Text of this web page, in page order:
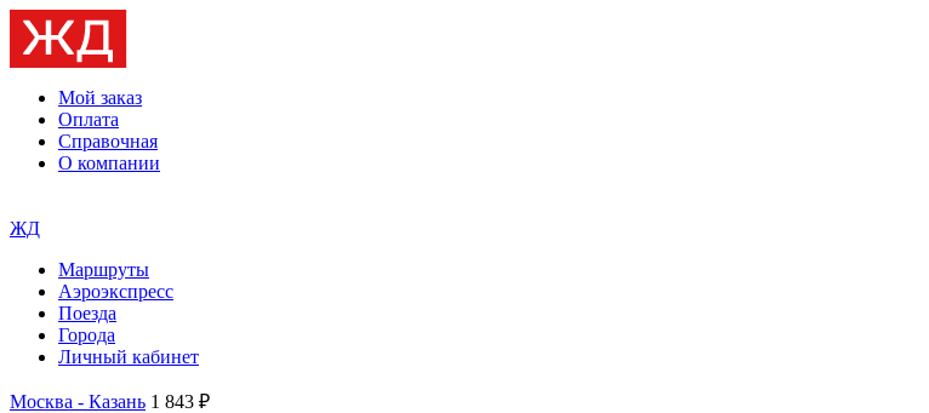
Мой заказ
Оплата
Справочная
О компании
ЖД
Маршруты
Аэроэкспресс
Поезда
Города
Личный кабинет
Москва - Казань 1 843 ₽